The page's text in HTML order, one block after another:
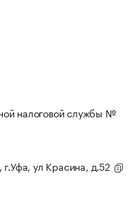
налоговой службы №
ул Красина, д.52